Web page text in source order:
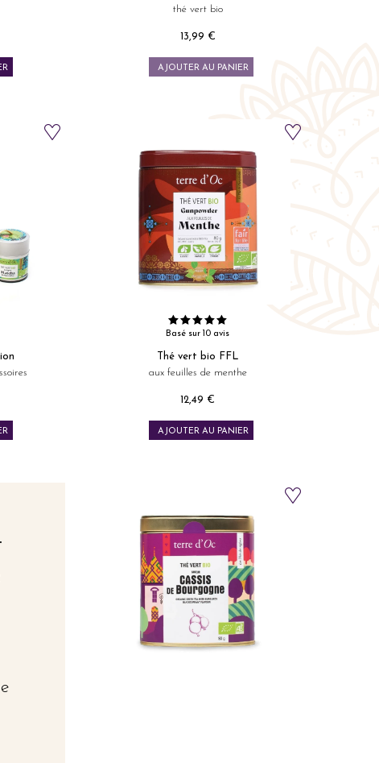
thé vert bio
Prix
13,99 €
AJOUTER AU PANIER
Basé sur 10 avis
Thé vert bio FFL
aux feuilles de menthe
Prix
12,49 €
AJOUTER AU PANIER